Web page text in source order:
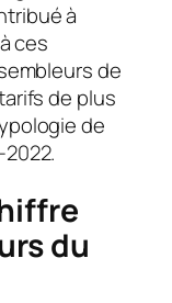
à
ces
de
de plus
de
du